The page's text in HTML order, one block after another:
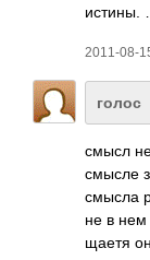
истины. …
2011-08-
голос
смысл
смысле
смысла
не в
щаетя